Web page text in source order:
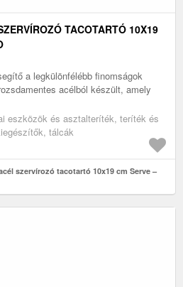
TACOTARTÓ 10X19
a legkülönfélébb finomságok
acélból készült, amely
eszközök és asztalteríték, teríték és
tálcák
szervírozó tacotartó 10x19 cm Serve –